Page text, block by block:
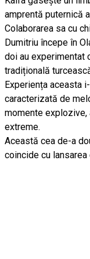
amprentă puternică
Colaborarea sa cu
Dumitriu începe în
doi au experimentat
tradițională
Experiența aceasta
caracterizată de
momente
extreme.
Această cea de-a
coincide cu